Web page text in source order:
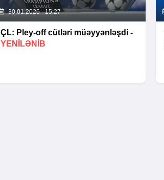
30.01.2026 - 15:27
ÇL: Pley-off cütləri müəyyənləşdi -
YENİLƏNİB